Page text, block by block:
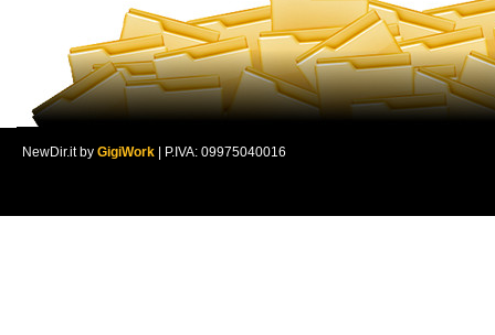
NewDir.it by GigiWork | P.IVA: 09975040016